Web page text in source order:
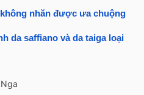
nhăn được ưa chuộng
da saffiano và da taiga loại